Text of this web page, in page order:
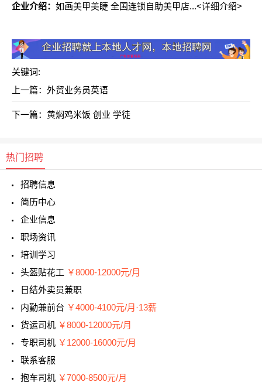
企业介绍： 如画美甲美睫 全国连锁自助美甲店...<详细介绍>
关键词:
上一篇： 外贸业务员英语
下一篇： 黄焖鸡米饭 创业 学徒
热门招聘
招聘信息
简历中心
企业信息
职场资讯
培训学习
头盔贴花工 ￥8000-12000元/月
日结外卖员兼职
内勤兼前台 ￥4000-4100元/月·13薪
货运司机 ￥8000-12000元/月
专职司机 ￥12000-16000元/月
联系客服
抱车司机 ￥7000-8500元/月